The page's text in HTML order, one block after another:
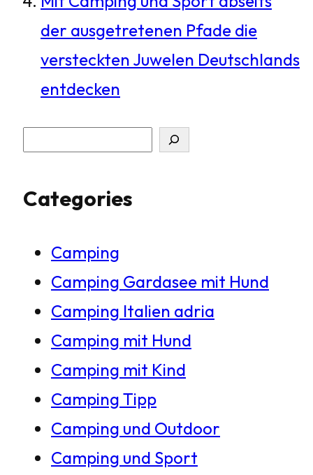
der ausgetretenen Pfade die
versteckten Juwelen Deutschlands
entdecken
c
Categories
Camping
Camping Gardasee mit Hund
Camping Italien adria
Camping mit Hund
Camping mit Kind
Camping Tipp
Camping und Outdoor
Camping und Sport